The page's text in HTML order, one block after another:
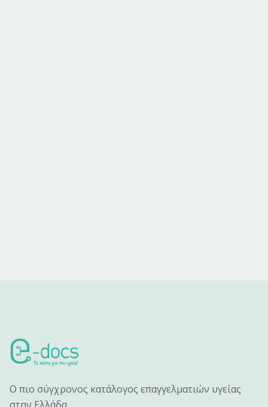
Ο πιο σύγχρονος κατάλογος επαγγελματιών υγείας